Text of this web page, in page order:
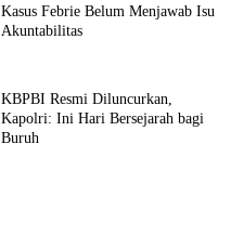
Kasus Febrie Belum Menjawab Isu
Akuntabilitas
KBPBI Resmi Diluncurkan,
Kapolri: Ini Hari Bersejarah bagi
Buruh